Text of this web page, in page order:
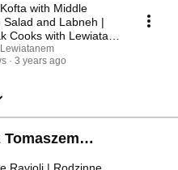
with Middle
Salad and Labneh |
Cooks with Lewiatan
3 years ago
Tomaszem
Ravioli | Rodzinne